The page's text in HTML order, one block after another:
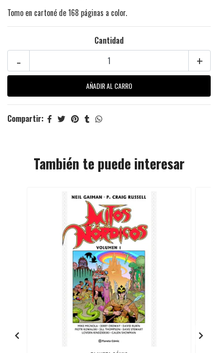
Tomo en cartoné de 168 páginas a color.
Cantidad
+
-
Compartir:
También te puede interesar